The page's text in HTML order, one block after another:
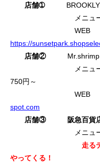
店舗➀BROOKLYN
メニュー ホッ
https://
店舗②Mr.shrimp
メニュー ガー
750円～
spot.com
店舗③
阪急百貨
メニュ
走る
やってくる！